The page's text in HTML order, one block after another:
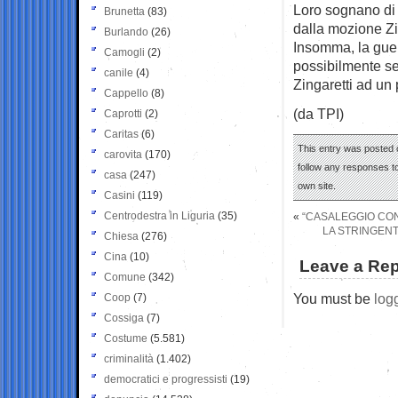
Loro sognano
dalla mozione
Insomma, la
possibilmente
Zingaretti ad un
(da TPI)
This entry was posted
follow any responses
own site.
« “CASALEGGIO
LA
Leave a
You must be
Brunetta (83)
Burlando (26)
Camogli (2)
canile (4)
Cappello (8)
Caprotti (2)
Caritas (6)
carovita (170)
casa (247)
Casini (119)
Centrodestra in Liguria (35)
Chiesa (276)
Cina (10)
Comune (342)
Coop (7)
Cossiga (7)
Costume (5.581)
criminalità (1.402)
democratici e progressisti (19)